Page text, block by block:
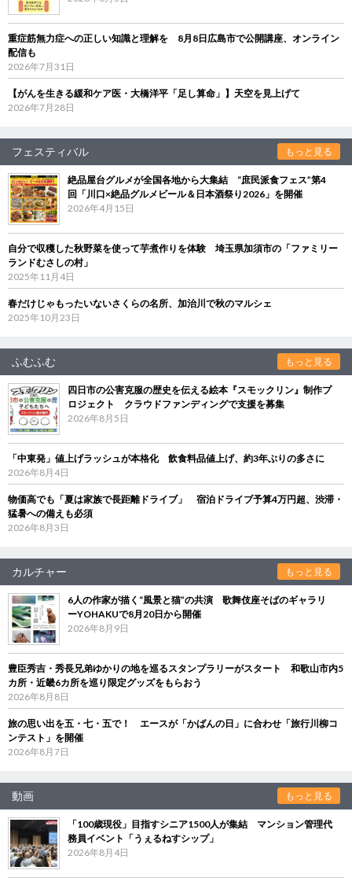
重症筋無力症への正しい知識と理解を 8月8日広島市で公開講座、オンライン
配信も
2026年7月31日
【がんを生きる緩和ケア医・大橋洋平「足し算命」】天空を見上げて
2026年7月28日
フェスティバル もっと見る
絶品屋台グルメが全国各地から大集結 “庶民派食フェス”第4
回「川口×絶品グルメビール＆日本酒祭り2026」を開催
2026年4月15日
自分で収穫した秋野菜を使って芋煮作りを体験 埼玉県加須市の「ファミリー
ランドむさしの村」
2025年11月4日
春だけじゃもったいないさくらの名所、加治川で秋のマルシェ
2025年10月23日
ふむふむ もっと見る
四日市の公害克服の歴史を伝える絵本『スモックリン』制作プ
ロジェクト クラウドファンディングで支援を募集
2026年8月5日
「中東発」値上げラッシュが本格化 飲食料品値上げ、約3年ぶりの多さに
2026年8月4日
物価高でも「夏は家族で長距離ドライブ」 宿泊ドライブ予算4万円超、渋滞・
猛暑への備えも必須
2026年8月3日
カルチャー もっと見る
6人の作家が描く“風景と猫”の共演 歌舞伎座そばのギャラリ
ーYOHAKUで8月20日から開催
2026年8月9日
豊臣秀吉・秀長兄弟ゆかりの地を巡るスタンプラリーがスタート 和歌山市内5
カ所・近畿6カ所を巡り限定グッズをもらおう
2026年8月8日
旅の思い出を五・七・五で！ エースが「かばんの日」に合わせ「旅行川柳コ
ンテスト」を開催
2026年8月7日
動画 もっと見る
「100歳現役」目指すシニア1500人が集結 マンション管理代
務員イベント「うぇるねすシップ」
2026年8月4日